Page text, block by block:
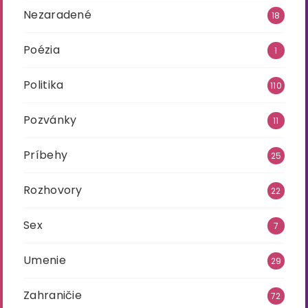
Nezaradené 18
Poézia 1
Politika 110
Pozvánky 11
Príbehy 25
Rozhovory 22
Sex 7
Umenie 29
Zahraničie 72